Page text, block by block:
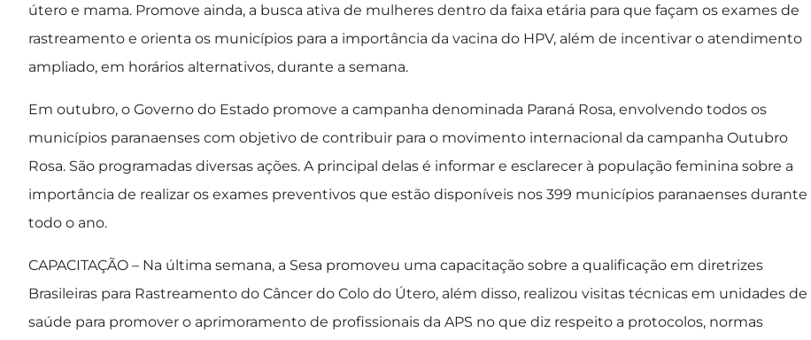
útero e mama. Promove ainda, a busca ativa de mulheres dentro da faixa etária para que façam os exames de
rastreamento e orienta os municípios para a importância da vacina do HPV, além de incentivar o atendimento
ampliado, em horários alternativos, durante a semana.
Em outubro, o Governo do Estado promove a campanha denominada Paraná Rosa, envolvendo todos os
municípios paranaenses com objetivo de contribuir para o movimento internacional da campanha Outubro
Rosa. São programadas diversas ações. A principal delas é informar e esclarecer à população feminina sobre a
importância de realizar os exames preventivos que estão disponíveis nos 399 municípios paranaenses durante
todo o ano.
CAPACITAÇÃO – Na última semana, a Sesa promoveu uma capacitação sobre a qualificação em diretrizes
Brasileiras para Rastreamento do Câncer do Colo do Útero, além disso, realizou visitas técnicas em unidades de
saúde para promover o aprimoramento de profissionais da APS no que diz respeito a protocolos, normas